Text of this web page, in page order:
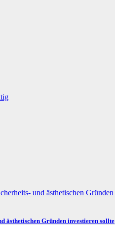
ästhetischen Gründen investieren sollte